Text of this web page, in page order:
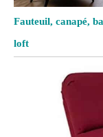
Fauteuil, canapé,
loft